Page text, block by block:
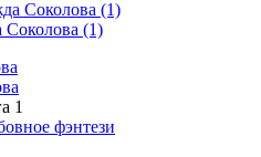
(1)
1
фэнтези